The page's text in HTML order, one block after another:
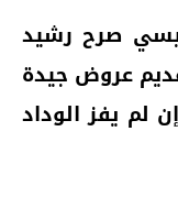
صرح رشيد
عروض جيدة
لم يفز الوداد